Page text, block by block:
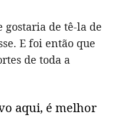
gostaria de tê-la de
E foi então que
de toda a
aqui, é melhor